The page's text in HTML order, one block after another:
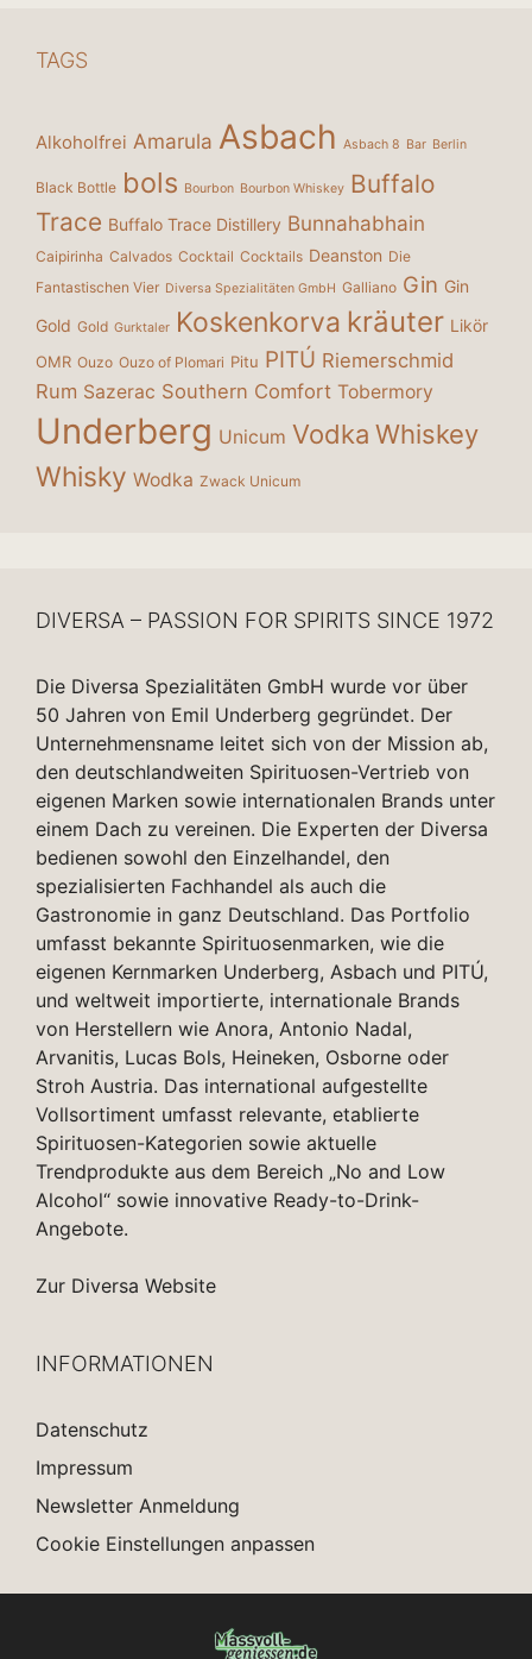
TAGS
Alkoholfrei Amarula Asbach Asbach 8 Bar Berlin
Black Bottle bols Bourbon Bourbon Whiskey Buffalo
Trace Buffalo Trace Distillery Bunnahabhain
Caipirinha Calvados Cocktail Cocktails Deanston Die
Fantastischen Vier Diversa Spezialitäten GmbH Galliano Gin Gin
Gold Gold Gurktaler Koskenkorva kräuter Likör
OMR Ouzo Ouzo of Plomari Pitu PITÚ Riemerschmid
Rum Sazerac Southern Comfort Tobermory
Underberg Unicum Vodka Whiskey
Whisky Wodka Zwack Unicum
DIVERSA – PASSION FOR SPIRITS SINCE 1972
Die Diversa Spezialitäten GmbH wurde vor über
50 Jahren von Emil Underberg gegründet. Der
Unternehmensname leitet sich von der Mission ab,
den deutschlandweiten Spirituosen-Vertrieb von
eigenen Marken sowie internationalen Brands unter
einem Dach zu vereinen. Die Experten der Diversa
bedienen sowohl den Einzelhandel, den
spezialisierten Fachhandel als auch die
Gastronomie in ganz Deutschland. Das Portfolio
umfasst bekannte Spirituosenmarken, wie die
eigenen Kernmarken Underberg, Asbach und PITÚ,
und weltweit importierte, internationale Brands
von Herstellern wie Anora, Antonio Nadal,
Arvanitis, Lucas Bols, Heineken, Osborne oder
Stroh Austria. Das international aufgestellte
Vollsortiment umfasst relevante, etablierte
Spirituosen-Kategorien sowie aktuelle
Trendprodukte aus dem Bereich „No and Low
Alcohol“ sowie innovative Ready-to-Drink-
Angebote.
Zur Diversa Website
INFORMATIONEN
Datenschutz
Impressum
Newsletter Anmeldung
Cookie Einstellungen anpassen